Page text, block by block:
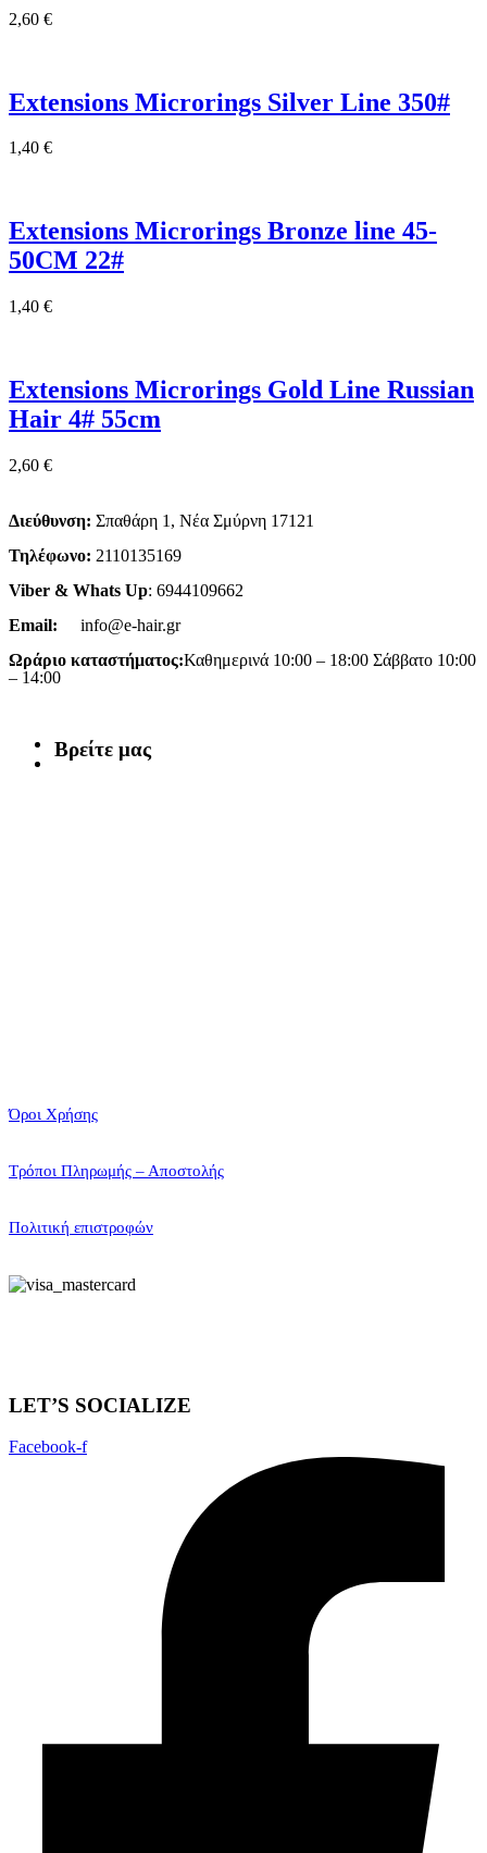
2,60 €
Extensions Microrings Silver Line 350#
1,40 €
Extensions Microrings Bronze line 45-
50CM 22#
1,40 €
Extensions Microrings Gold Line Russian
Hair 4# 55cm
2,60 €
Διεύθυνση: Σπαθάρη 1, Νέα Σμύρνη 17121
Τηλέφωνο: 2110135169
Viber & Whats Up: 6944109662
Email:
info@e-hair.gr
Ωράριο καταστήματος:Καθημερινά 10:00 – 18:00 Σάββατο 10:00
– 14:00
Βρείτε μας
Όροι Χρήσης
Τρόποι Πληρωμής – Αποστολής
Πολιτική επιστροφών
LET’S SOCIALIZE
Facebook-f